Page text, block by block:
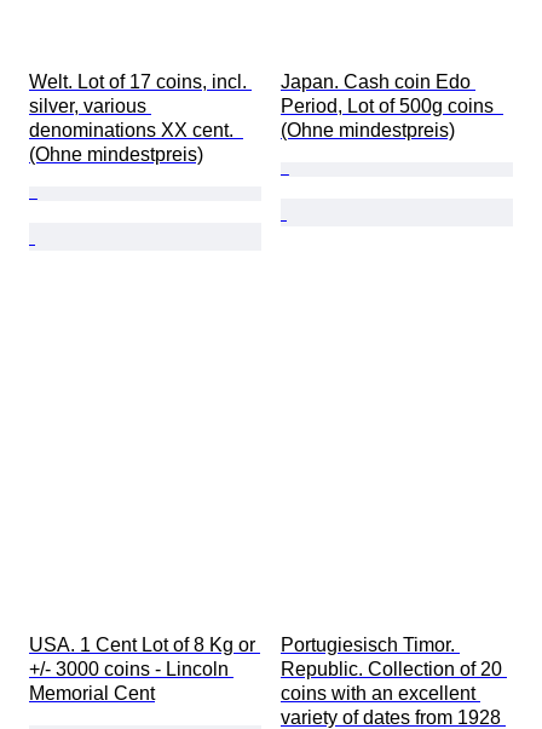
Welt. Lot of 17 coins, incl.
silver, various
denominations XX cent.
(Ohne mindestpreis)
Japan. Cash coin Edo
Period, Lot of 500g coins
(Ohne mindestpreis)
USA. 1 Cent Lot of 8 Kg or
+/- 3000 coins - Lincoln
Memorial Cent
Portugiesisch Timor.
Republic. Collection of 20
coins with an excellent
variety of dates from 1928